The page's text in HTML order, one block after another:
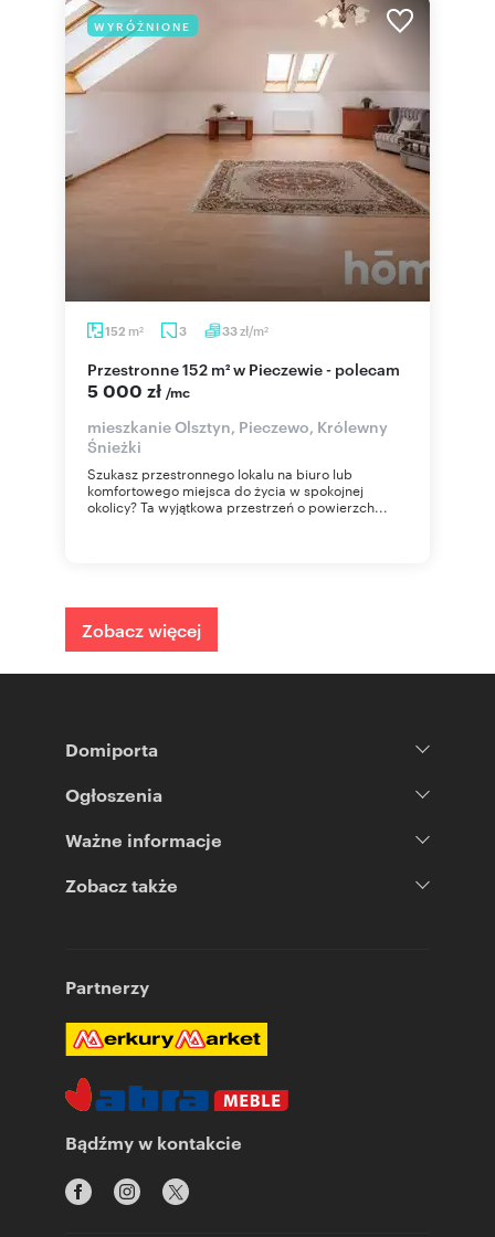
WYRÓŻNIONE
152 m2 3 33zł/m2
Przestronne 152 m² w Pieczewie - polecam
5 000 zł /mc
mieszkanie Olsztyn, Pieczewo, Królewny
Śnieżki
Szukasz przestronnego lokalu na biuro lub
komfortowego miejsca do życia w spokojnej
okolicy? Ta wyjątkowa przestrzeń o powierzch...
Zobacz więcej
Domiporta
Ogłoszenia
Ważne informacje
Zobacz także
Partnerzy
Bądźmy w kontakcie